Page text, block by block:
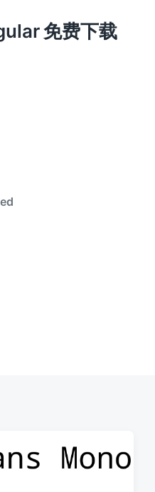
免费下载